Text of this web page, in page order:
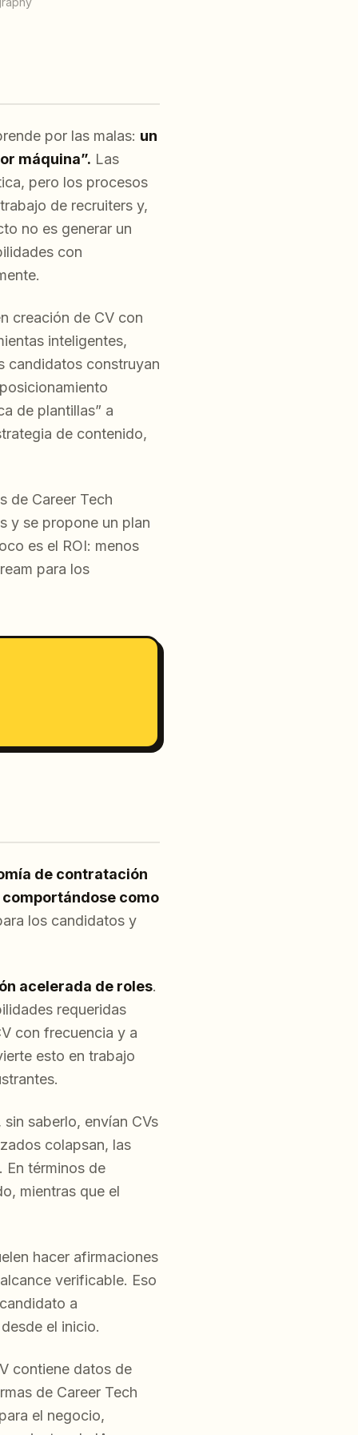
por las malas: un
máquina”. Las
pero los procesos
de recruiters y,
no es generar un
con
creación de CV con
inteligentes,
candidatos construyan
de plantillas” a
de contenido,
de Career Tech
y se propone un plan
es el ROI: menos
para los
de contratación
como
los candidatos y
acelerada de roles.
requeridas
con frecuencia y a
esto en trabajo
saberlo, envían CVs
colapsan, las
En términos de
mientras que el
hacer afirmaciones
verificable. Eso
a
el inicio.
contiene datos de
de Career Tech
el negocio,